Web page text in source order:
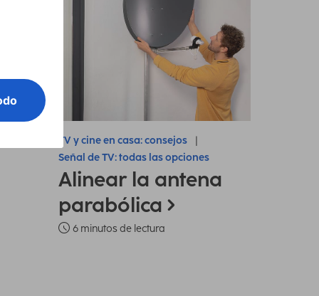
TV y cine en casa: consejos
Señal de TV: todas las opciones
Alinear la antena
parabólica
6 minutos de lectura